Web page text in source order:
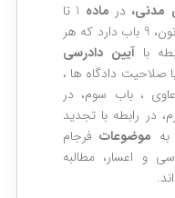
مدنی، در ماده
1 تا
9 همین قانون ارائه شده است. این قانون، 9 باب دارد که هر
باآیین دادرسی
صلاحیت دادگاه ها ،
، باب سوم، در
در رابطه با تجدید
موضوعاتفرجام
و اعسار، مطالبه